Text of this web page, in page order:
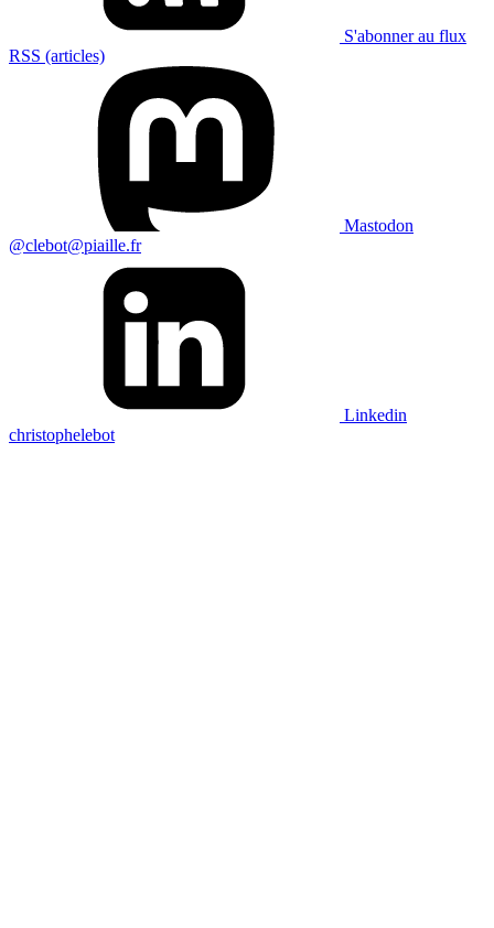
S'abonner au flux
RSS (articles)
Mastodon
@clebot@piaille.fr
Linkedin
christophelebot